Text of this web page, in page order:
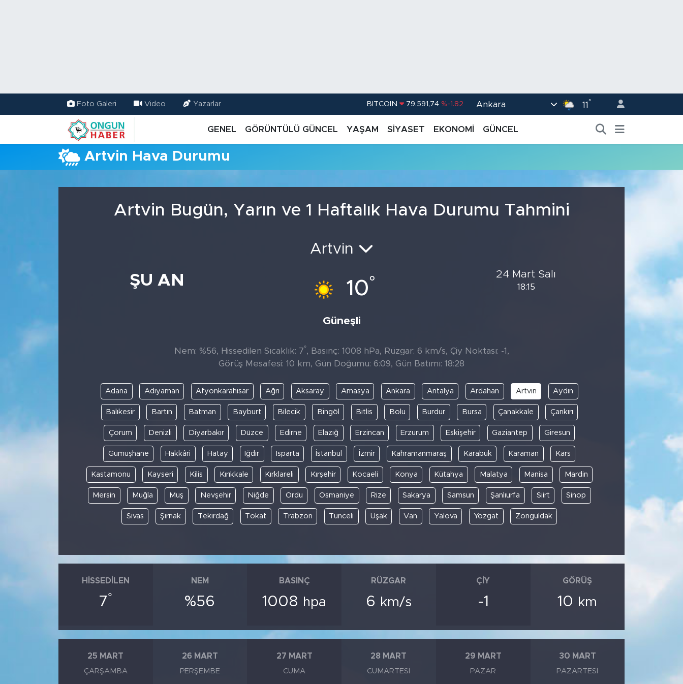
Foto Galeri Video Yazarlar BITCOIN 79.591,74 %-1.82 Ankara 11 °
GENEL GÖRÜNTÜLÜ GÜNCEL YAŞAM SİYASET EKONOMİ GÜNCEL
Artvin Hava Durumu
Artvin Bugün, Yarın ve 1 Haftalık Hava Durumu Tahmini
ŞU AN
Artvin
10°
Güneşli
24 Mart Salı
18:15
Nem: %56, Hissedilen Sıcaklık: 7°, Basınç: 1008 hPa, Rüzgar: 6 km/s, Çiy Noktası: -1,
Görüş Mesafesi: 10 km, Gün Doğumu: 6:09, Gün Batımı: 18:28
Adana Adıyaman Afyonkarahisar Ağrı Aksaray Amasya Ankara Antalya Ardahan Artvin Aydın
Balıkesir Bartın Batman Bayburt Bilecik Bingöl Bitlis Bolu Burdur Bursa Çanakkale Çankırı
Çorum Denizli Diyarbakır Düzce Edirne Elazığ Erzincan Erzurum Eskişehir Gaziantep Giresun
Gümüşhane Hakkâri Hatay Iğdır Isparta İstanbul İzmir Kahramanmaraş Karabük Karaman Kars
Kastamonu Kayseri Kilis Kırıkkale Kırklareli Kırşehir Kocaeli Konya Kütahya Malatya Manisa Mardin
Mersin Muğla Muş Nevşehir Niğde Ordu Osmaniye Rize Sakarya Samsun Şanlıurfa Siirt Sinop
Sivas Şırnak Tekirdağ Tokat Trabzon Tunceli Uşak Van Yalova Yozgat Zonguldak
HISSEDILEN
7°
NEM
%56
BASINÇ
1008 hpa
RÜZGAR
6 km/s
ÇIY
-1
GÖRÜŞ
10 km
25 MART
ÇARŞAMBA
26 MART
PERŞEMBE
27 MART
CUMA
28 MART
CUMARTESI
29 MART
PAZAR
30 MART
PAZARTESI
Trafik Durumu
TFF 2.Lig Kırmızı Grup Puan Durumu ve Fikstür
Tüm Manşetler